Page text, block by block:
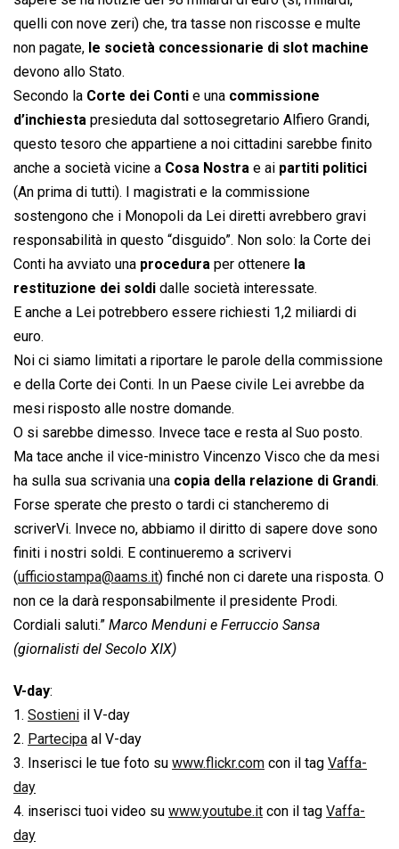
quelli con nove zeri) che, tra tasse non riscosse e multe
non pagate, le società concessionarie di slot machine
devono allo Stato.
Secondo la Corte dei Conti e una commissione
d’inchiesta presieduta dal sottosegretario Alfiero Grandi,
questo tesoro che appartiene a noi cittadini sarebbe finito
anche a società vicine a Cosa Nostra e ai partiti politici
(An prima di tutti). I magistrati e la commissione
sostengono che i Monopoli da Lei diretti avrebbero gravi
responsabilità in questo “disguido”. Non solo: la Corte dei
Conti ha avviato una procedura per ottenere la
restituzione dei soldi dalle società interessate.
E anche a Lei potrebbero essere richiesti 1,2 miliardi di
euro.
Noi ci siamo limitati a riportare le parole della commissione
e della Corte dei Conti. In un Paese civile Lei avrebbe da
mesi risposto alle nostre domande.
O si sarebbe dimesso. Invece tace e resta al Suo posto.
Ma tace anche il vice-ministro Vincenzo Visco che da mesi
ha sulla sua scrivania una copia della relazione di Grandi.
Forse sperate che presto o tardi ci stancheremo di
scriverVi. Invece no, abbiamo il diritto di sapere dove sono
finiti i nostri soldi. E continueremo a scrivervi
(ufficiostampa@aams.it) finché non ci darete una risposta. O
non ce la darà responsabilmente il presidente Prodi.
Cordiali saluti.” Marco Menduni e Ferruccio Sansa
(giornalisti del Secolo XIX)
V-day:
1. Sostieni il V-day
2. Partecipa al V-day
3. Inserisci le tue foto su www.flickr.com con il tag Vaffa-
day
4. inserisci tuoi video su www.youtube.it con il tag Vaffa-
day